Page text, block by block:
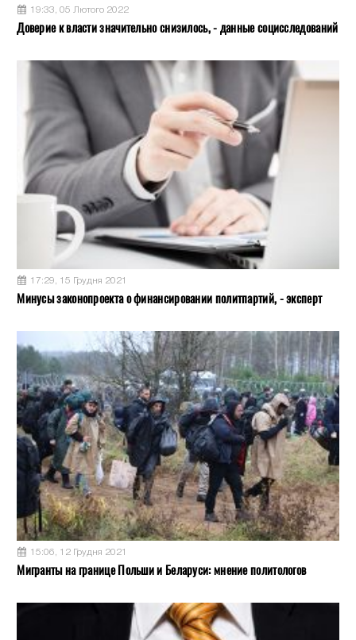
19:33, 05 Лютого 2022
Доверие к власти значительно снизилось, - данные социсследований
17:29, 15 Грудня 2021
Минусы законопроекта о финансировании политпартий, - эксперт
15:06, 12 Грудня 2021
Мигранты на границе Польши и Беларуси: мнение политологов